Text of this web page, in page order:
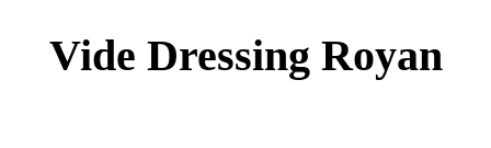
Vide Dressing Royan